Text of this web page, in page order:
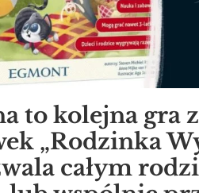
to kolejna gra
„Rodzinka
całym